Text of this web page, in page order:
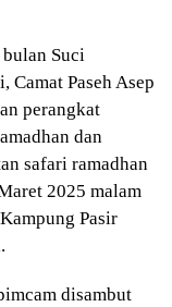
bulan Suci
Paseh Asep
perangkat
dan
safari ramadhan
2025 malam
Pasir
disambut